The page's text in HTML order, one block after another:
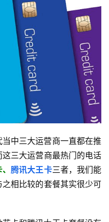
当中三大运营商一直都在推
三大运营商最热门的电话
、腾讯大王卡三者，我们能
相比较的套餐其实很少可